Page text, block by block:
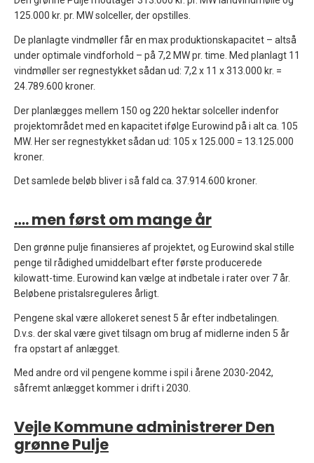
125.000 kr. pr. MW solceller, der opstilles.
De planlagte vindmøller får en max produktionskapacitet – altså
under optimale vindforhold – på 7,2 MW pr. time. Med planlagt 11
vindmøller ser regnestykket sådan ud: 7,2 x 11 x 313.000 kr. =
24.789.600 kroner.
Der planlægges mellem 150 og 220 hektar solceller indenfor
projektområdet med en kapacitet ifølge Eurowind på i alt ca. 105
MW. Her ser regnestykket sådan ud: 105 x 125.000 = 13.125.000
kroner.
Det samlede beløb bliver i så fald ca. 37.914.600 kroner.
…. men først om mange år
Den grønne pulje finansieres af projektet, og Eurowind skal stille
penge til rådighed umiddelbart efter første producerede
kilowatt-time. Eurowind kan vælge at indbetale i rater over 7 år.
Beløbene pristalsreguleres årligt.
Pengene skal være allokeret senest 5 år efter indbetalingen.
D.v.s. der skal være givet tilsagn om brug af midlerne inden 5 år
fra opstart af anlægget.
Med andre ord vil pengene komme i spil i årene 2030-2042,
såfremt anlægget kommer i drift i 2030.
Vejle Kommune administrerer Den
grønne Pulje